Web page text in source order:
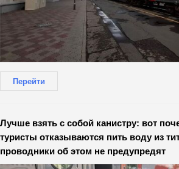
Перейти
Лучше взять с собой канистру: вот
туристы отказываются пить воду из
проводники об этом не предупредят